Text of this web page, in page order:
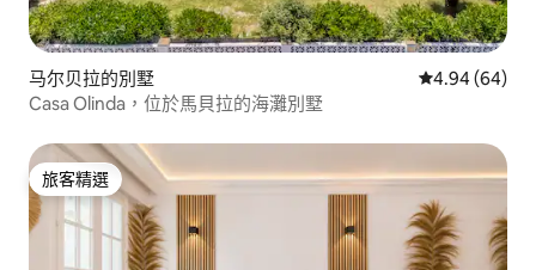
马尔贝拉的別墅 從 64 則評價
4.94 (64)
Casa Olinda，位於馬貝拉的海灘別墅
旅客精選
旅客精選